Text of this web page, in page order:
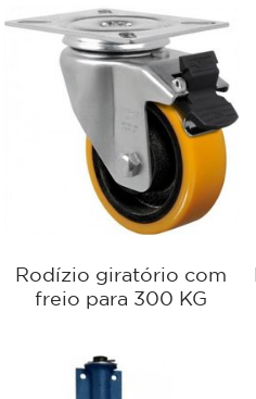
Rodízio giratório com
freio para 300 KG